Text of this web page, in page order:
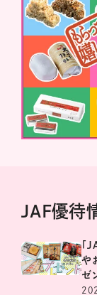
JAF優待
「
や
ゼ